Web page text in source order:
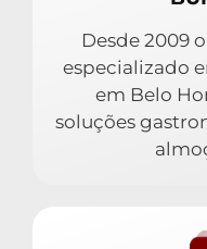
Desde 2009
especializado
em Belo
soluções